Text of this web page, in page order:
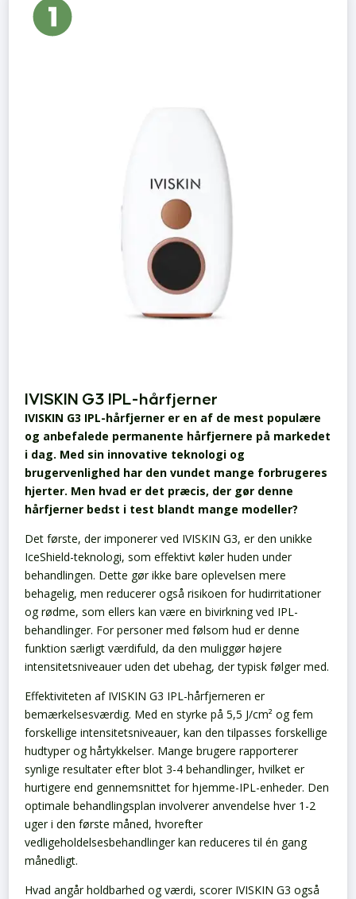
IVISKIN G3 IPL-hårfjerner
IVISKIN G3 IPL-hårfjerner er en af de mest populære
og anbefalede permanente hårfjernere på markedet
i dag. Med sin innovative teknologi og
brugervenlighed har den vundet mange forbrugeres
hjerter. Men hvad er det præcis, der gør denne
hårfjerner bedst i test blandt mange modeller?
Det første, der imponerer ved IVISKIN G3, er den unikke
IceShield-teknologi, som effektivt køler huden under
behandlingen. Dette gør ikke bare oplevelsen mere
behagelig, men reducerer også risikoen for hudirritationer
og rødme, som ellers kan være en bivirkning ved IPL-
behandlinger. For personer med følsom hud er denne
funktion særligt værdifuld, da den muliggør højere
intensitetsniveauer uden det ubehag, der typisk følger med.
Effektiviteten af IVISKIN G3 IPL-hårfjerneren er
bemærkelsesværdig. Med en styrke på 5,5 J/cm² og fem
forskellige intensitetsniveauer, kan den tilpasses forskellige
hudtyper og hårtykkelser. Mange brugere rapporterer
synlige resultater efter blot 3-4 behandlinger, hvilket er
hurtigere end gennemsnittet for hjemme-IPL-enheder. Den
optimale behandlingsplan involverer anvendelse hver 1-2
uger i den første måned, hvorefter
vedligeholdelsesbehandlinger kan reduceres til én gang
månedligt.
Hvad angår holdbarhed og værdi, scorer IVISKIN G3 også